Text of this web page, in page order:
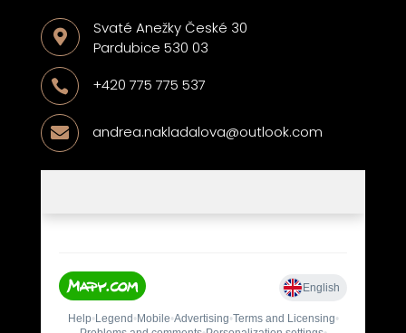

Svaté Anežky České 30
Pardubice 530 03
 +420 775 775 537
 andrea.nakladalova@outlook.com